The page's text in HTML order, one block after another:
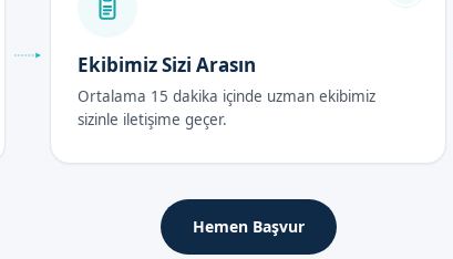
uzman doktorumuz tarafından belirlenmektedir.
Bakım Rehberi
Ekibimiz Sizi Arasın
Ortalama 15 dakika içinde uzman ekibimiz
sizinle iletişime geçer.
Hemen Başvur